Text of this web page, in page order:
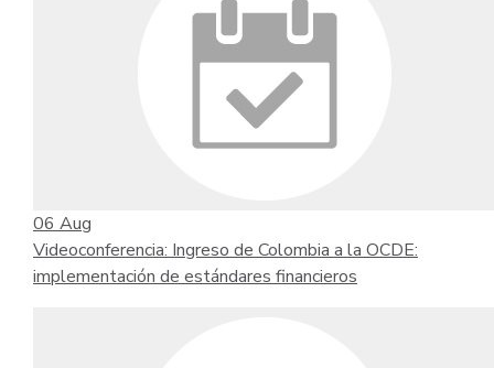
06 Aug
Videoconferencia: Ingreso de Colombia a la OCDE:
implementación de estándares financieros